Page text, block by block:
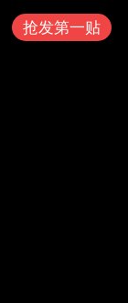
抢发第一贴